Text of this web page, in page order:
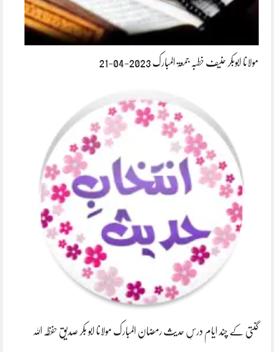
مولانا ابوبکر حنیف خطبہ جمعۃ المبارک 2023-04-21
گنتی کے چند ایام درسِ حدیث رمضان المبارک مولانا ابو بکر صدیق حفظہ اللہ